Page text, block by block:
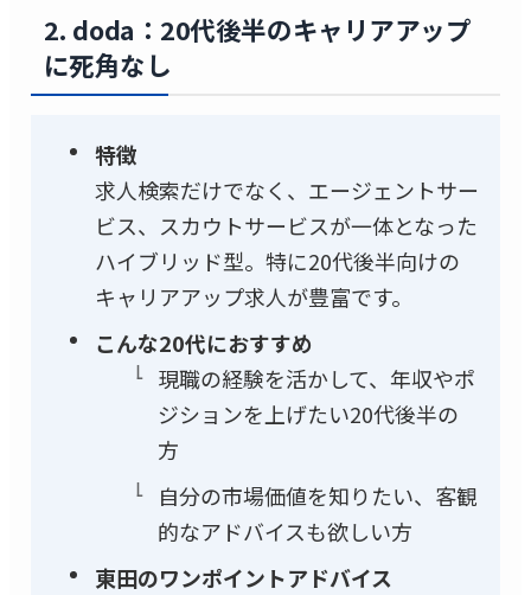
2. doda：20代後半のキャリアアップ
に死角なし
特徴
求人検索だけでなく、エージェントサー
ビス、スカウトサービスが一体となった
ハイブリッド型。特に20代後半向けの
キャリアアップ求人が豊富です。
こんな20代におすすめ
現職の経験を活かして、年収やポ
ジションを上げたい20代後半の
方
自分の市場価値を知りたい、客観
的なアドバイスも欲しい方
東田のワンポイントアドバイス